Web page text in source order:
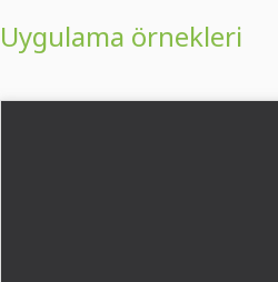
Uygulama örnekleri